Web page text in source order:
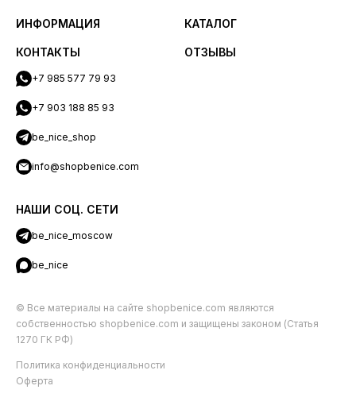
ИНФОРМАЦИЯ КАТАЛОГ
КОНТАКТЫ
+7 985 577 79 93
+7 903 188 85 93
be_nice_shop
info@shopbenice.com
НАШИ СОЦ. СЕТИ
be_nice_moscow
be_nice
ОТЗЫВЫ
© Все материалы на сайте shopbenice.com являются
собственностью shopbenice.com и защищены законом (Статья
1270 ГК РФ)
Политика конфиденциальности
Оферта